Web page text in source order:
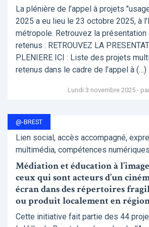
La plénière de l’appel à projets
2025 a eu lieu le 23 octobre 2025, à
métropole. Retrouvez la
retenus : RETROUVEZ LA
PLENIERE ICI : Liste des projets
retenus dans le cadre de l’appel à (…)
Lundi 3 novembre 2025 -
@-BREST
Lien social, accès accompagné,
multimédia, compétences
Médiation et éducation à
ceux qui sont acteurs d’un
écran dans des répertoires
ou produit localement en
Cette initiative fait partie des 44